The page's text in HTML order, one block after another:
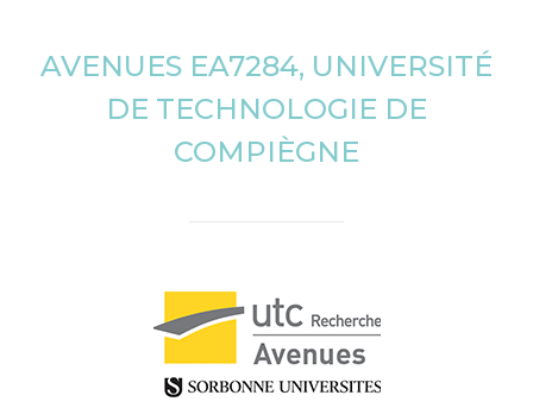
AVENUES EA7284, UNIVERSITÉ
DE TECHNOLOGIE DE
COMPIÈGNE